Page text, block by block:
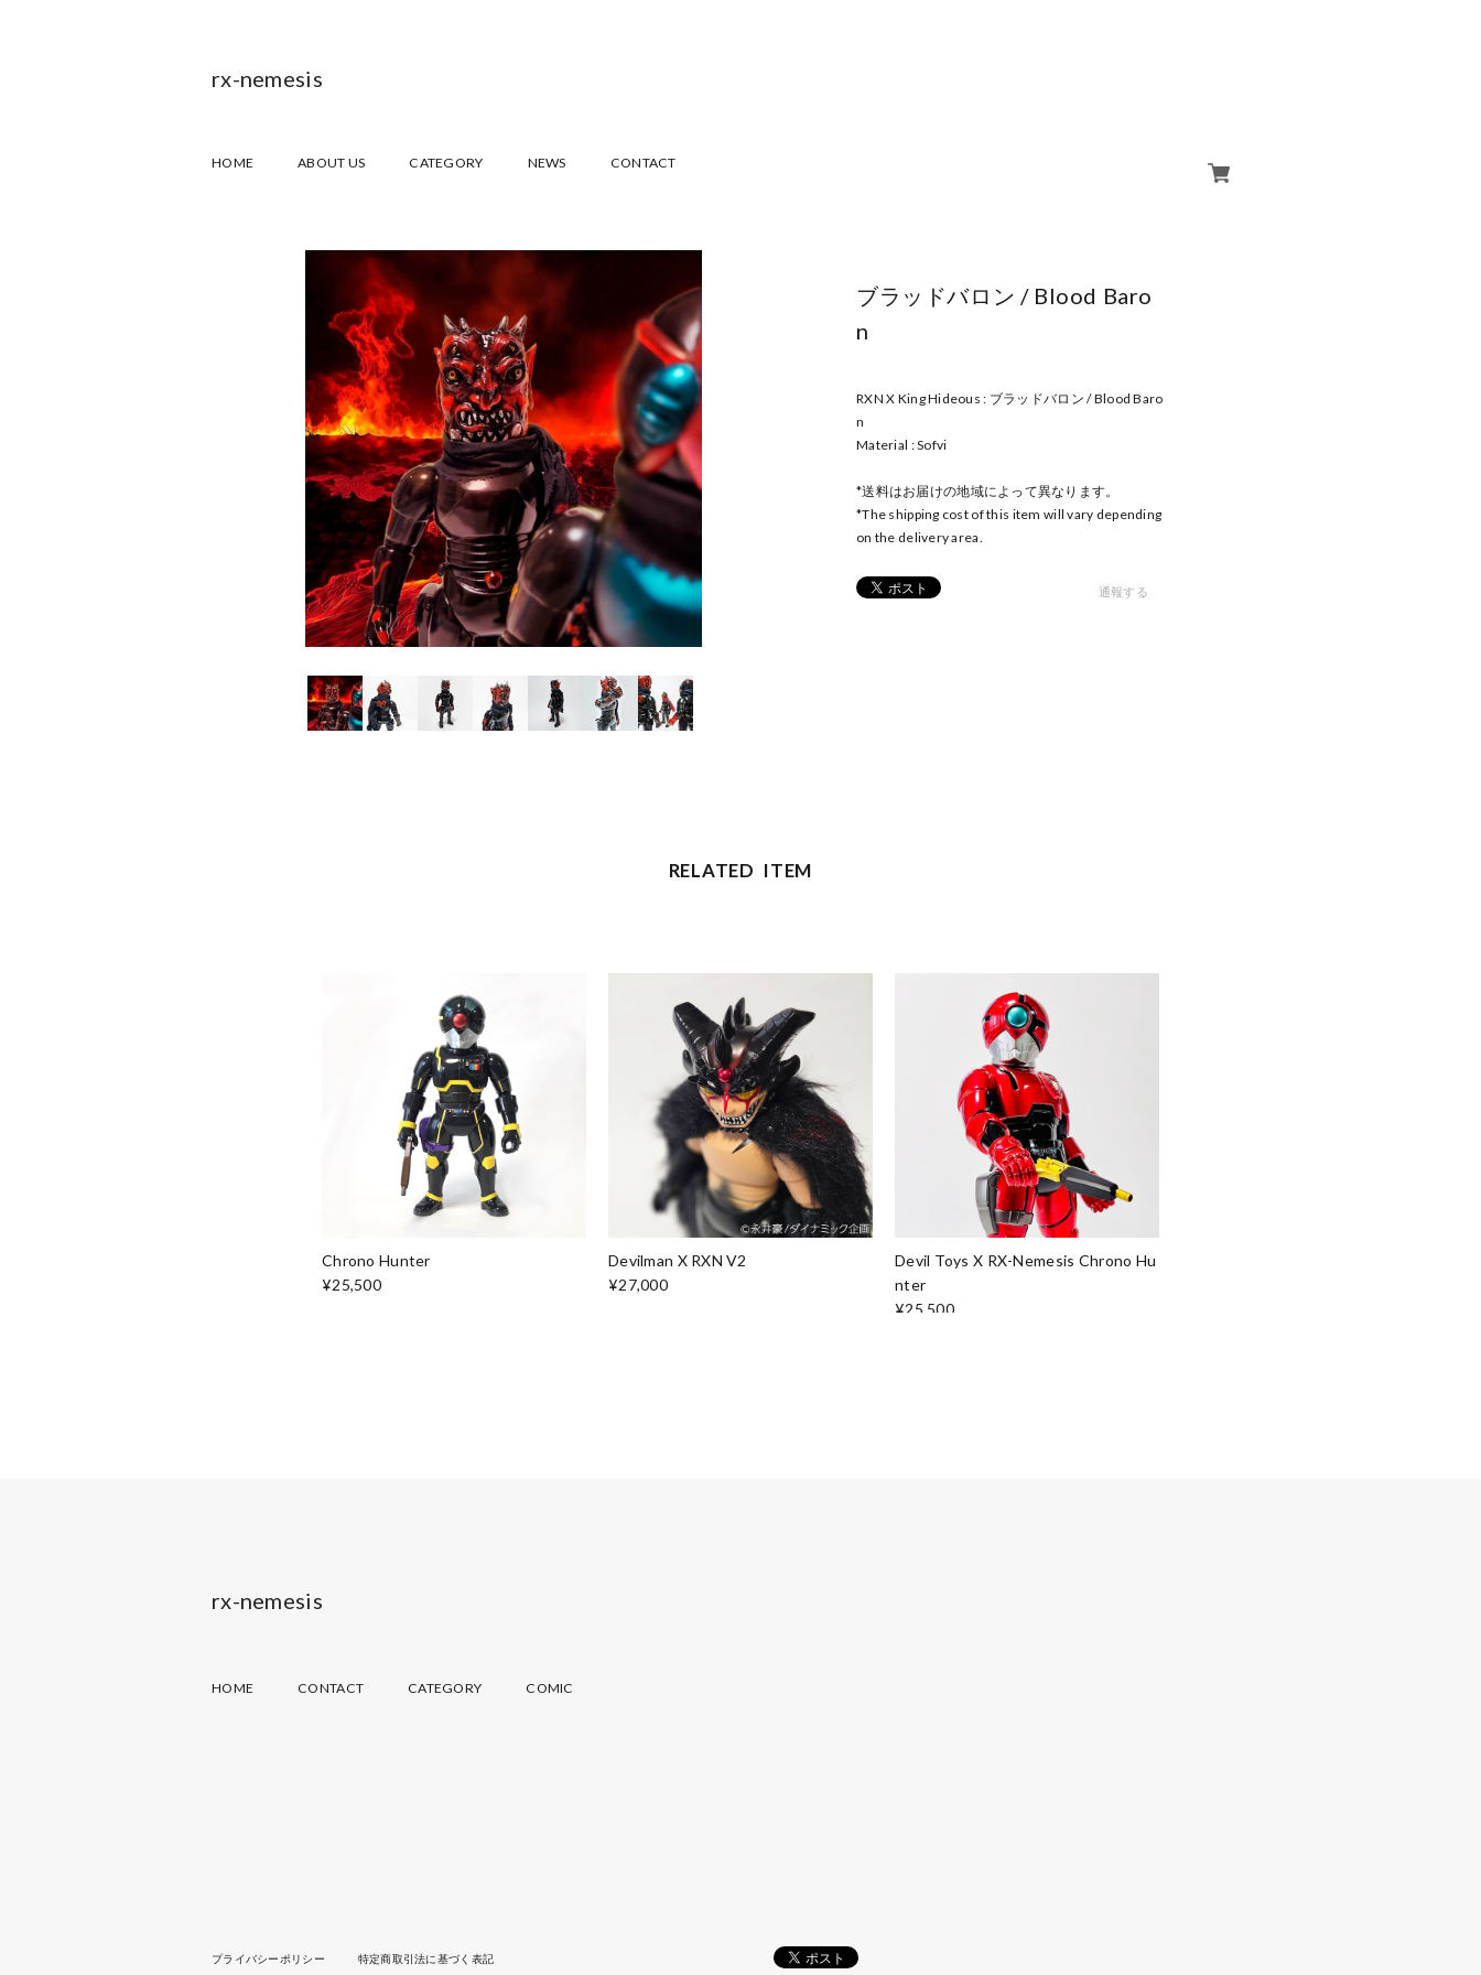
rx-nemesis
HOME ABOUT US CATEGORY NEWS CONTACT
ブラッドバロン / Blood Baro
n
RXN X King Hideous : ブラッドバロン / Blood Baro
n
Material : Sofvi
*送料はお届けの地域によって異なります。
*The shipping cost of this item will vary depending
on the delivery area.
通報する
RELATED ITEM
Chrono Hunter
¥25,500
Devilman X RXN V2
¥27,000
Devil Toys X RX-Nemesis Chrono Hu
nter
¥25,500
rx-nemesis
HOME CONTACT CATEGORY COMIC
プライバシーポリシー 特定商取引法に基づく表記